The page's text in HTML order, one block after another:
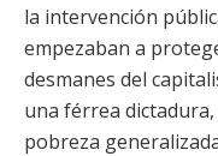
la intervención
empezaban a
desmanes del
una férrea
pobreza